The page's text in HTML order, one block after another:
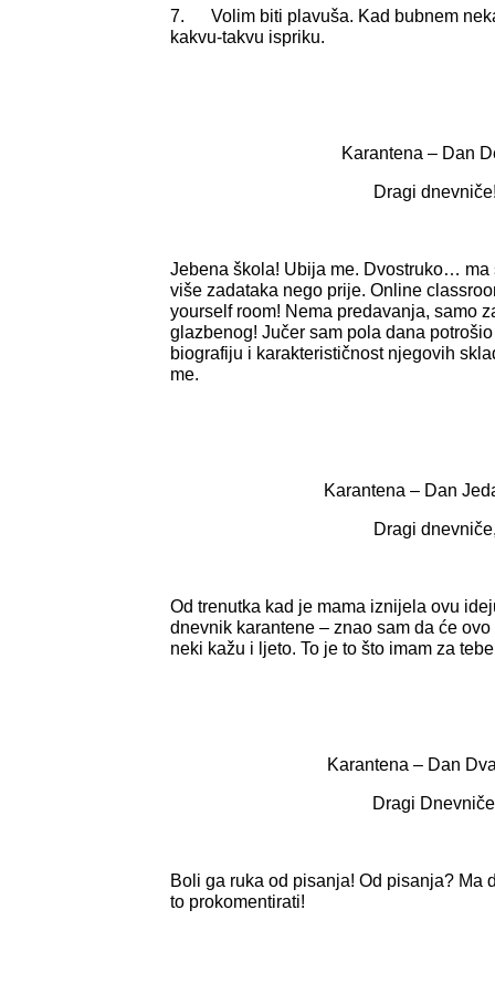
7. Volim biti plavuša. Kad bubnem
kakvu-takvu ispriku.
Karantena – Dan
Dragi
Jebena škola! Ubija me. Dvostruko…
više zadataka nego prije. Online
yourself room! Nema predavanja, samo
glazbenog! Jučer sam pola dana
biografiju i karakterističnost njegovih
me.
Karantena – Dan
Dragi
Od trenutka kad je mama iznijela ovu
dnevnik karantene – znao sam da će
neki kažu i ljeto. To je to što imam za
Karantena – Dan
Dragi
Boli ga ruka od pisanja! Od pisanja? Ma
to prokomentirati!